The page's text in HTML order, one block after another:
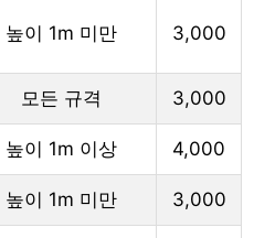
높이 1m 미만 3,000
모든 규격 3,000
높이 1m 이상 4,000
높이 1m 미만 3,000